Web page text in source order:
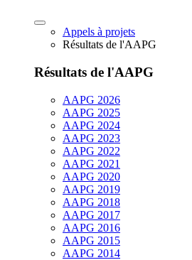
Appels à projets
Résultats de l'AAPG
Résultats de l'AAPG
AAPG 2026
AAPG 2025
AAPG 2024
AAPG 2023
AAPG 2022
AAPG 2021
AAPG 2020
AAPG 2019
AAPG 2018
AAPG 2017
AAPG 2016
AAPG 2015
AAPG 2014